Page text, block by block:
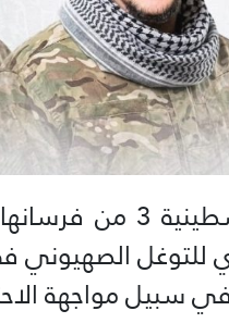
نعت فصائل المقاومة
للتوغل الصهيوني
سبيل مواجهة